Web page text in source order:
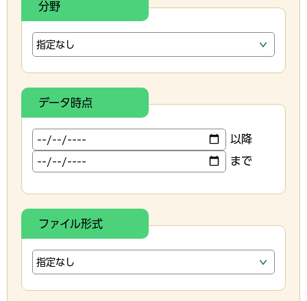
分野
データ時点
以降
まで
ファイル形式